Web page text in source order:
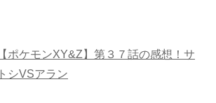
【ポケモンXY&Z】第３７話の感想！サ
トシVSアラン